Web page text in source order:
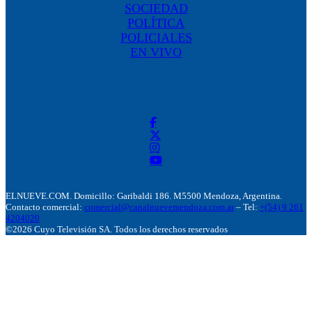
SOCIEDAD
POLÍTICA
POLICIALES
EN VIVO
ELNUEVE.COM. Domicillo: Garibaldi 186. M5500 Mendoza, Argentina.
Contacto comercial: comercial@canalnuevemendoza.com.ar – Tel: +(54) 9 261
4204020
©2026 Cuyo Televisión SA. Todos los derechos reservados